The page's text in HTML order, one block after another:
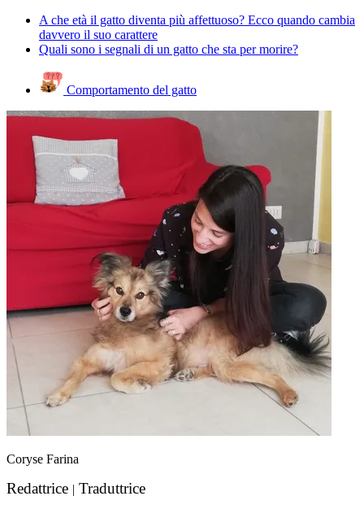
A che età il gatto diventa più affettuoso? Ecco quando cambia
davvero il suo carattere
Quali sono i segnali di un gatto che sta per morire?
Comportamento del gatto
Coryse Farina
Redattrice | Traduttrice